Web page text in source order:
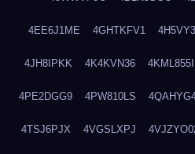
4EE6J1ME 4GHTKFV1
4JH8IPKK 4K4KVN36 4KML855I
4PE2DGG9 4PW810LS
4TSJ6PJX 4VGSLXPJ